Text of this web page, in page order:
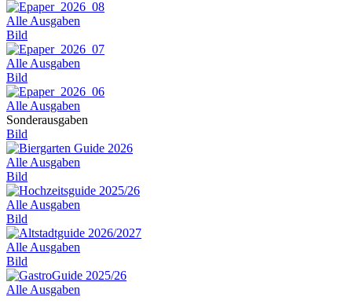
Alle Ausgaben
Bild
Alle Ausgaben
Bild
Alle Ausgaben
Sonderausgaben
Bild
Alle Ausgaben
Bild
Alle Ausgaben
Bild
Alle Ausgaben
Bild
Alle Ausgaben